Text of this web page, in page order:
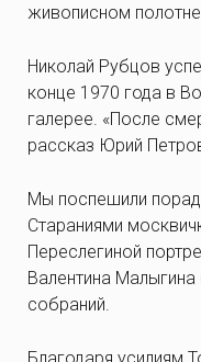
живописном
Николай Рубцов
конце 1970 года в
галерее. «После
рассказ Юрий
Мы поспешили
Стараниями
Переслегиной
Валентина
собраний.